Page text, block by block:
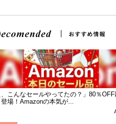
こんなセールやってたの？」80％
場！Amazonの本気が...